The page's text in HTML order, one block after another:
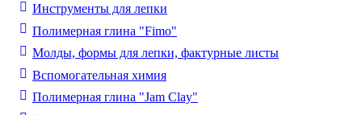
Инструменты для лепки
Полимерная глина "Fimo"
Молды, формы для лепки, фактурные листы
Вспомогательная химия
Полимерная глина "Jam Clay"